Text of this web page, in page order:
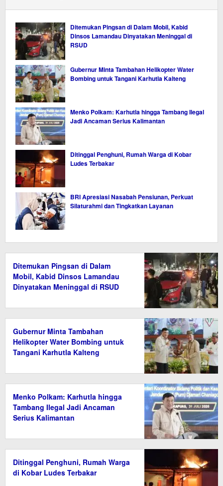
Ditemukan Pingsan di Dalam Mobil, Kabid
Dinsos Lamandau Dinyatakan Meninggal di
RSUD
Gubernur Minta Tambahan Helikopter Water
Bombing untuk Tangani Karhutla Kalteng
Menko Polkam: Karhutla hingga Tambang Ilegal
Jadi Ancaman Serius Kalimantan
Ditinggal Penghuni, Rumah Warga di Kobar
Ludes Terbakar
BRI Apresiasi Nasabah Pensiunan, Perkuat
Silaturahmi dan Tingkatkan Layanan
Ditemukan Pingsan di Dalam
Mobil, Kabid Dinsos Lamandau
Dinyatakan Meninggal di RSUD
Gubernur Minta Tambahan
Helikopter Water Bombing untuk
Tangani Karhutla Kalteng
Menko Polkam: Karhutla hingga
Tambang Ilegal Jadi Ancaman
Serius Kalimantan
Ditinggal Penghuni, Rumah Warga
di Kobar Ludes Terbakar